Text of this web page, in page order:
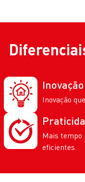
Inovação
Inovação
Mais tempo
eficientes.